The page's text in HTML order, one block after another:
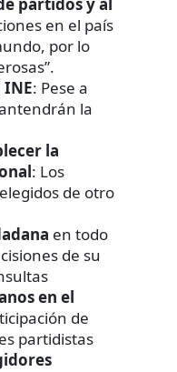
partidos y al
en el país
por lo
: Pese a
la
la
: Los
de otro
en todo
de su
en el
de
partidistas